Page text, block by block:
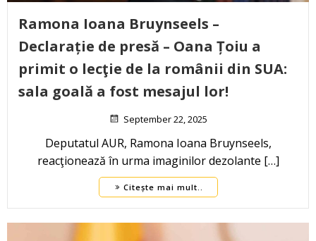
Ramona Ioana Bruynseels –
Declarație de presă – Oana Țoiu a
primit o lecţie de la românii din SUA:
sala goală a fost mesajul lor!
September 22, 2025
Deputatul AUR, Ramona Ioana Bruynseels,
reacţionează în urma imaginilor dezolante […]
Citește mai mult..